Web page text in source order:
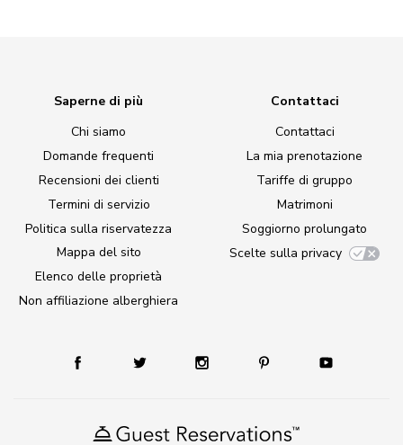
Saperne di più
Chi siamo
Domande frequenti
Recensioni dei clienti
Termini di servizio
Politica sulla riservatezza
Mappa del sito
Elenco delle proprietà
Non affiliazione alberghiera
Contattaci
Contattaci
La mia prenotazione
Tariffe di gruppo
Matrimoni
Soggiorno prolungato
Scelte sulla privacy